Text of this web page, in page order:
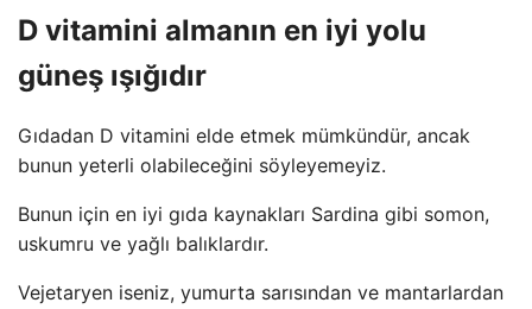
D vitamini almanın en iyi yolu
güneş ışığıdır
Gıdadan D vitamini elde etmek mümkündür, ancak
bunun yeterli olabileceğini söyleyemeyiz.
Bunun için en iyi gıda kaynakları Sardina gibi somon,
uskumru ve yağlı balıklardır.
Vejetaryen iseniz, yumurta sarısından ve mantarlardan